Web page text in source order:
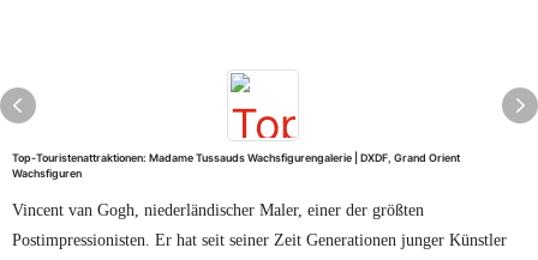
Top-Touristenattraktionen: Madame Tussauds Wachsfigurengalerie | DXDF, Grand Orient
Wachsfiguren
Vincent van Gogh, niederländischer Maler, einer der größten
Postimpressionisten. Er hat seit seiner Zeit Generationen junger Künstler